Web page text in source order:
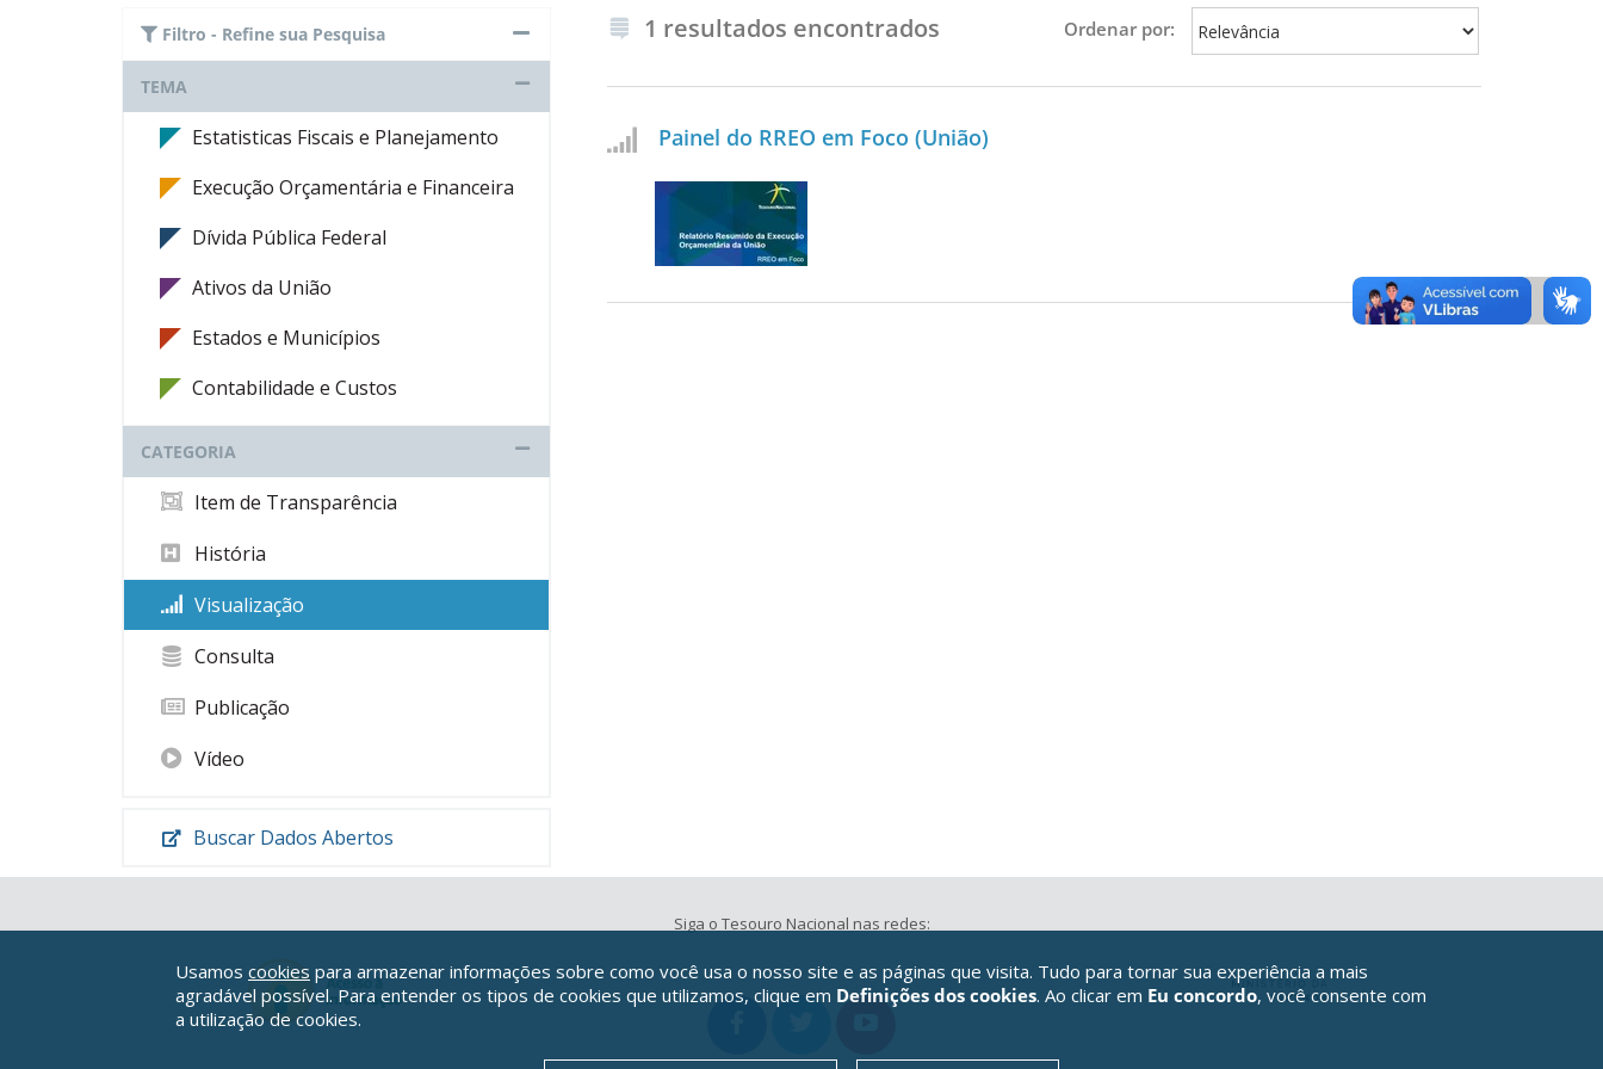
Filtro - Refine sua Pesquisa
TEMA
Estatisticas Fiscais e Planejamento
Execução Orçamentária e Financeira
Dívida Pública Federal
Ativos da União
Estados e Municípios
Contabilidade e Custos
CATEGORIA
Item de Transparência
História
Visualização
Consulta
Publicação
Vídeo
Buscar Dados Abertos
1 resultados encontrados Ordenar por:
Painel do RREO em Foco (União)
Siga o Tesouro Nacional nas redes:
Usamos cookies para armazenar informações sobre como você usa o nosso site e as páginas que visita. Tudo para tornar sua experiência a mais
agradável possível. Para entender os tipos de cookies que utilizamos, clique em Definições dos cookies. Ao clicar em Eu concordo, você consente com
a utilização de cookies.